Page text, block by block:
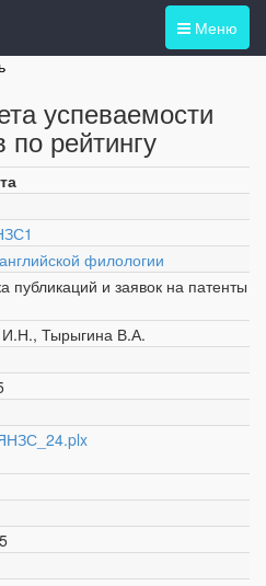
Меню
успеваемости
по рейтингу
филологии
публикаций и заявок на патенты
И.Н., Тырыгина В.А.